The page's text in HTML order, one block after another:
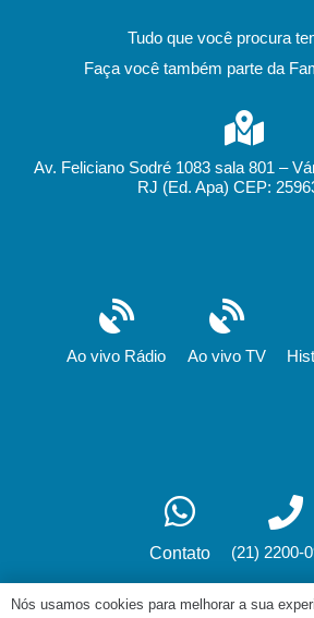
Tudo que você procura
Faça você também parte da
Av. Feliciano Sodré 1083 sala 801 –
RJ (Ed. Apa) CEP:
Ao vivo Rádio Ao vivo TV
Contato (21) 2200-
Nós usamos cookies para melhorar a sua